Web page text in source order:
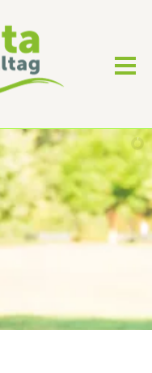
MIT MENSCHEN,
MACHEN